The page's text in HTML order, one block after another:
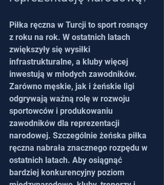
Piłka ręczna w Turcji to sport rosnący
z roku na rok. W ostatnich latach
zwiększyły się wysiłki
infrastrukturalne, a kluby więcej
inwestują w młodych zawodników.
Zarówno męskie, jak i żeńskie ligi
odgrywają ważną rolę w rozwoju
sportowców i produkowaniu
zawodników dla reprezentacji
narodowej. Szczególnie żeńska piłka
ręczna nabrała znacznego rozpędu w
ostatnich latach. Aby osiągnąć
bardziej konkurencyjny poziom